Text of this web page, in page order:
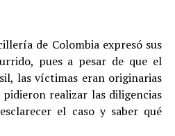
de Colombia expresó sus
pues a pesar de que el
las víctimas eran originarias
realizar las diligencias
el caso y saber qué